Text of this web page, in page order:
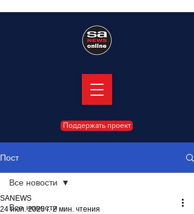
Поддержать проект
Пост
Все новости
Все новости
SANEWS
24 июл. 2025 г. 2 мин. чтения